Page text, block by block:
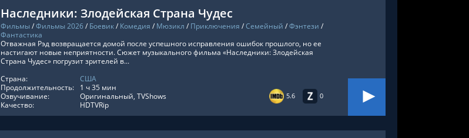
Наследники: Злодейская Страна Чудес
Фильмы/Фильмы 2026/ Боевик/ Комедия / Мюзикл / Приключения /Семейный /Фэнтези /
Фантастика
5.6 0
Отважная Рэд возвращается домой после успешного исправления ошибок прошлого, но ее
настигают новые неприятности. Сюжет музыкального фильма «Наследники: Злодейская
Страна Чудес» погрузит зрителей в...
Страна:
США
Продолжительность:
1 ч 35 мин
Озвучивание:
Оригинальный, TVShows
Качество:
HDTVRip